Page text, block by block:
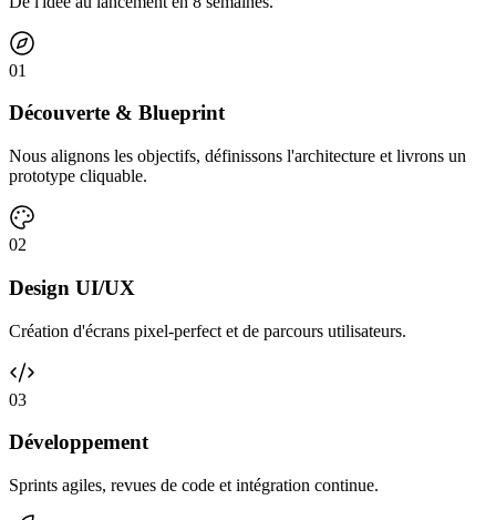
01
Découverte & Blueprint
Nous alignons les objectifs, définissons l'architecture et livrons un
prototype cliquable.
02
Design UI/UX
Création d'écrans pixel-perfect et de parcours utilisateurs.
03
Développement
Sprints agiles, revues de code et intégration continue.